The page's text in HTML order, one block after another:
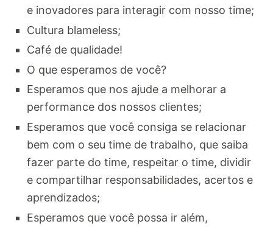
e inovadores para interagir com nosso time;
Cultura blameless;
Café de qualidade!
O que esperamos de você?
Esperamos que nos ajude a melhorar a
performance dos nossos clientes;
Esperamos que você consiga se relacionar
bem com o seu time de trabalho, que saiba
fazer parte do time, respeitar o time, dividir
e compartilhar responsabilidades, acertos e
aprendizados;
Esperamos que você possa ir além,